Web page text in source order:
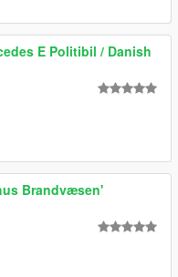
E Politibil / Danish
Brandvæsen'